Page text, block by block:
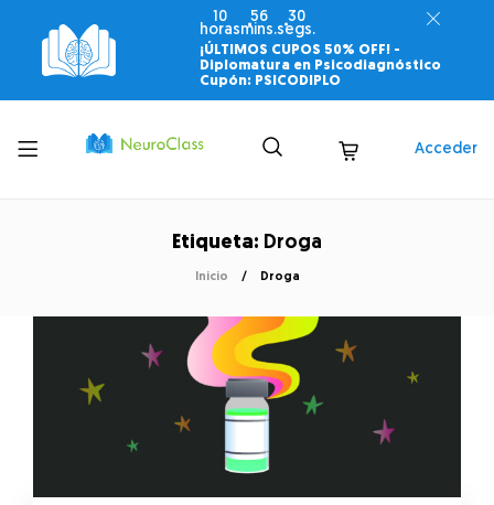
10
horas
56
mins.
30
segs.
¡ÚLTIMOS CUPOS 50% OFF! -
Diplomatura en Psicodiagnóstico
Cupón: PSICODIPLO
Toggle
menu
Acceder
Etiqueta: Droga
Inicio Droga